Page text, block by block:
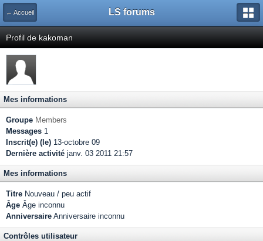
← Accueil LS forums
Profil de kakoman
Mes informations
Groupe Members
Messages 1
Inscrit(e) (le) 13-octobre 09
Dernière activité janv. 03 2011 21:57
Mes informations
Titre Nouveau / peu actif
Âge Âge inconnu
Anniversaire Anniversaire inconnu
Contrôles utilisateur